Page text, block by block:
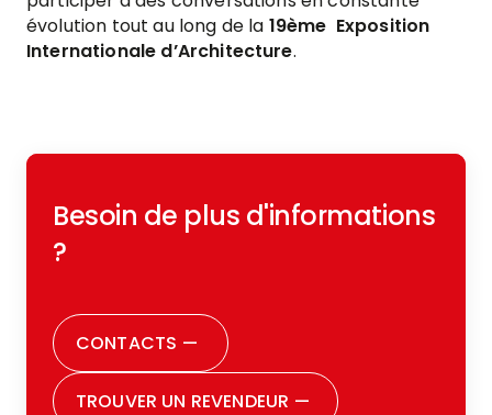
évolution tout au long de la 19ème Exposition
Internationale d’Architecture.
Besoin de plus d'informations
?
CONTACTS —
TROUVER UN REVENDEUR —